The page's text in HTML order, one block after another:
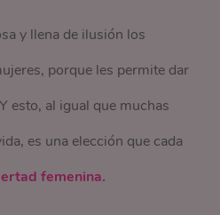
y llena de ilusión los
porque les permite dar
esto, al igual que muchas
es una elección que cada
femenina.